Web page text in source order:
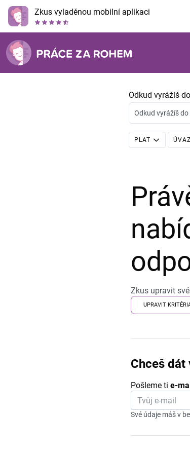
Zkus vyladěnou mobilní aplikaci
Odkud vyrážíš
Odkud vyrážíš do
PLAT
Zkus upravit
UPRAVIT
Chceš
Pošleme ti e-
Své údaje máš v